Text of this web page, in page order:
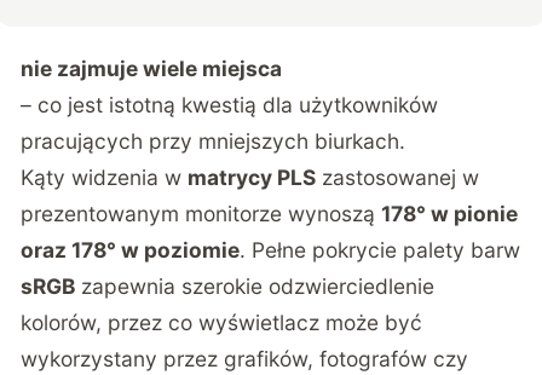
nie zajmuje wiele miejsca
– co jest istotną kwestią dla użytkowników
pracujących przy mniejszych biurkach.
Kąty widzenia w matrycy PLS zastosowanej w
prezentowanym monitorze wynoszą178° w pionie
oraz 178° w poziomie. Pełne pokrycie palety barw
sRGB zapewnia szerokie odzwierciedlenie
kolorów, przez co wyświetlacz może być
wykorzystany przez grafików, fotografów czy